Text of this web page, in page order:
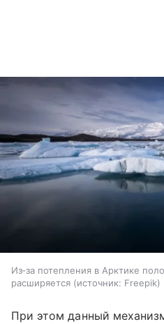
Из‑за потепления в Арктике
расширяется
источник: Freepik
При этом данный